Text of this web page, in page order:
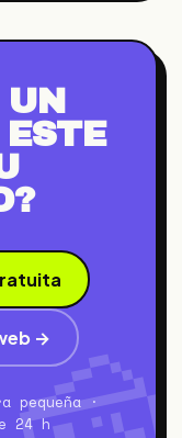
ESTE
→
pequeña ·
24 h